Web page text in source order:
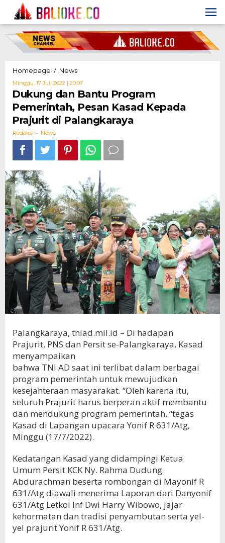
content
Homepage / NewsDukung
dan
Bantu
Program
Pemerintah,
Pesan
Kasad
Prajurit
Palangkaraya
Minggu, 17 Juli 2022 | 20:07Oleh
Redaksi
Dukung dan Bantu Program
Pemerintah, Pesan Kasad Kepada
Prajurit di Palangkaraya
Redaksi - News
Palangkaraya, tniad.mil.id – Di hadapan
Prajurit, PNS dan Persit se-Palangkaraya, Kasad
menyampaikan
bahwa TNI AD saat ini terlibat dalam berbagai
program pemerintah untuk mewujudkan
kesejahteraan masyarakat. “Oleh karena itu,
seluruh Prajurit harus berperan aktif membantu
dan mendukung program pemerintah, “tegas
Kasad di Lapangan upacara Yonif R 631/Atg,
Minggu (17/7/2022).
Kedatangan Kasad yang didampingi Ketua
Umum Persit KCK Ny. Rahma Dudung
Abdurachman beserta rombongan di Mayonif R
631/Atg diawali menerima Laporan dari Danyonif
631/Atg Letkol Inf Dwi Harry Wibowo, jajar
kehormatan dan tradisi penyambutan serta yel-
yel prajurit Yonif R 631/Atg.